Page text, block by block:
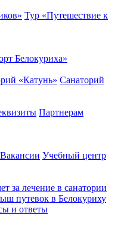
Тур «Путешествие к
Белокуриха»
«Катунь» Санаторий
Партнерам
Вакансии Учебный центр
за лечение в санатории
путевок в Белокуриху
и ответы